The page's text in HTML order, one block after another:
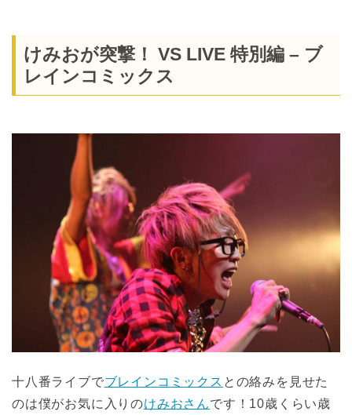
けみおが突撃！ VS LIVE 特別編 – ブ
レインコミックス
十八番ライブでブレインコミックス との絡みを見せた
のは僕がお気に入りのけみおさんです！10歳くらい歳